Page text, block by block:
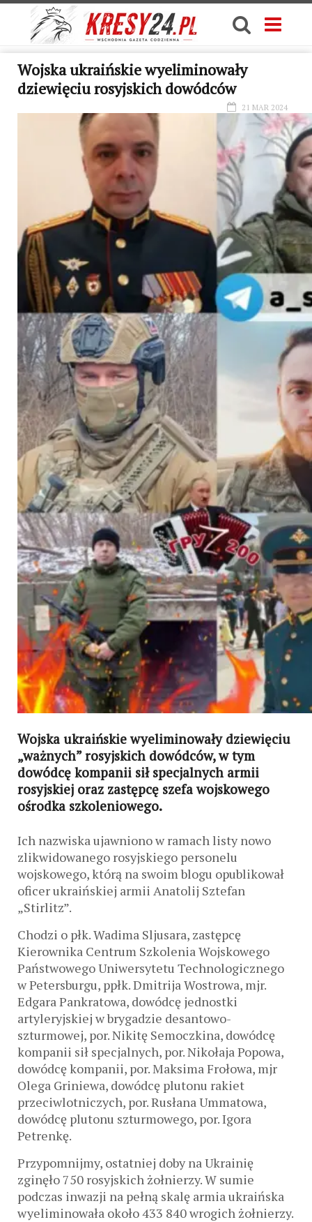
Wojska ukraińskie wyeliminowały
dziewięciu rosyjskich dowódców
21 MAR 2024
Wojska ukraińskie wyeliminowały dziewięciu
„ważnych” rosyjskich dowódców, w tym
dowódcę kompanii sił specjalnych armii
rosyjskiej oraz zastępcę szefa wojskowego
ośrodka szkoleniowego.
Ich nazwiska ujawniono w ramach listy nowo
zlikwidowanego rosyjskiego personelu
wojskowego, którą na swoim blogu opublikował
oficer ukraińskiej armii Anatolij Sztefan
„Stirlitz”.
Chodzi o płk. Wadima Sljusara, zastępcę
Kierownika Centrum Szkolenia Wojskowego
Państwowego Uniwersytetu Technologicznego
w Petersburgu, ppłk. Dmitrija Wostrowa, mjr.
Edgara Pankratowa, dowódcę jednostki
artyleryjskiej w brygadzie desantowo-
szturmowej, por. Nikitę Semoczkina, dowódcę
kompanii sił specjalnych, por. Nikołaja Popowa,
dowódcę kompanii, por. Maksima Frołowa, mjr
Olega Griniewa, dowódcę plutonu rakiet
przeciwlotniczych, por. Rusłana Ummatowa,
dowódcę plutonu szturmowego, por. Igora
Petrenkę.
Przypomnijmy, ostatniej doby na Ukrainię
zginęło 750 rosyjskich żołnierzy. W sumie
podczas inwazji na pełną skalę armia ukraińska
wyeliminowała około 433 840 wrogich żołnierzy.